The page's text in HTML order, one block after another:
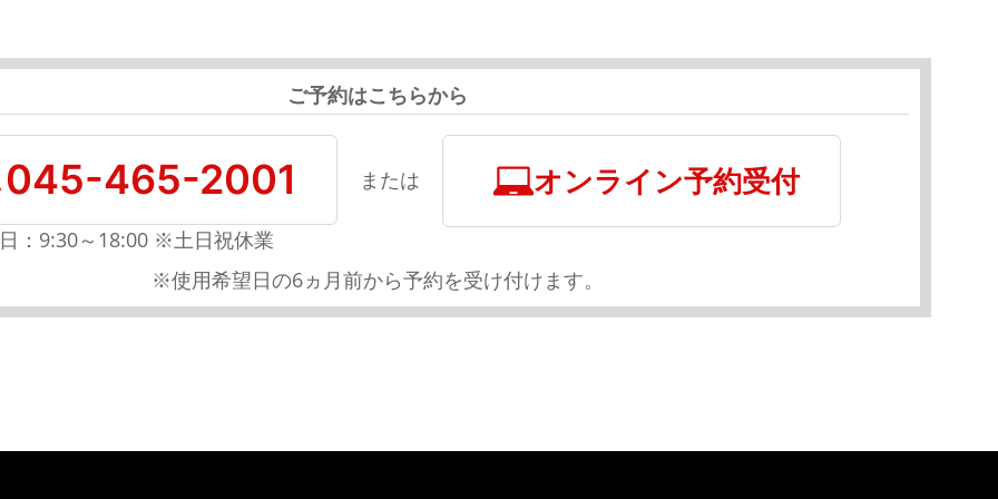
ご予約はこちらから
045-465-2001
：9:30～18:00 ※土日祝休業
または オンライン予約受付
※使用希望日の6ヵ月前から予約を受け付けます。